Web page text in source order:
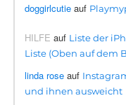
doggirlcutie auf
HILFE auf Liste der
Liste (Oben auf dem
linda rose auf
und ihnen ausweicht